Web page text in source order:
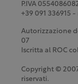
P.IVA
+39 091 336915
Autorizzazione
07
Iscritta al ROC
Copyright ©
riservati.